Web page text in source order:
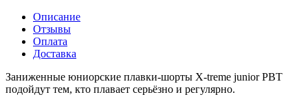
Описание
Отзывы
Оплата
Доставка
Заниженные юниорские плавки-шорты X-treme junior PBT
подойдут тем, кто плавает серьёзно и регулярно.